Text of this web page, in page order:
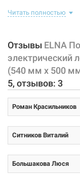
Покрытие корпуса:
Плюс ко всему,
температуры нагрева
Характеристики и
товара могут
внесенные
не несет.
Читать полностью
Отзывы ELNA
электрический
(540 мм х 500
5, отзывов: 3
Роман Красильников
Ситников Виталий
Большакова Люся